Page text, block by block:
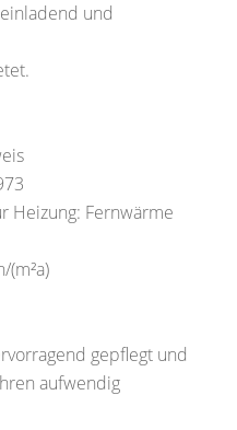
und
Heizung: Fernwärme
gepflegt und
aufwendig